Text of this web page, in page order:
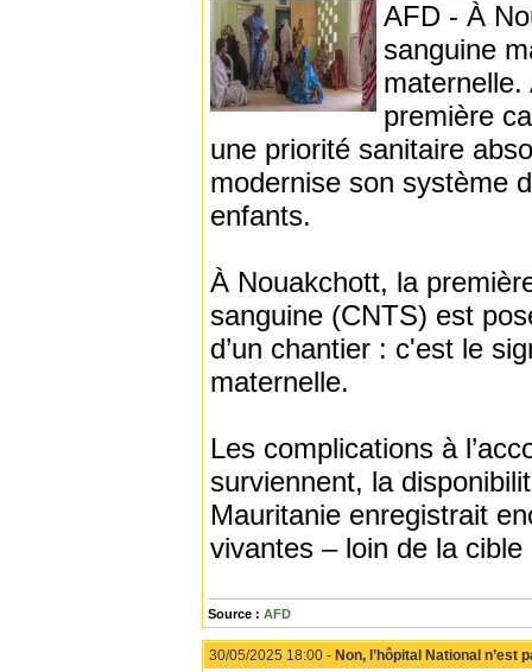
AFD - À
sanguine
première
une priorité sanitaire
modernise son système
enfants.
À Nouakchott, la
sanguine (CNTS) est
d’un chantier : c'est le
maternelle.
Les complications à
surviennent, la
Mauritanie enregistrait
vivantes – loin de la
Source : AFD
30/05/2025 18:00 - Non, l’hôpital National n’est